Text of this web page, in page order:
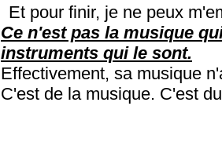
Et pour finir, je ne peux
Ce n'est pas la musique
instruments qui le sont.
Effectivement, sa musique
C'est de la musique. C'est